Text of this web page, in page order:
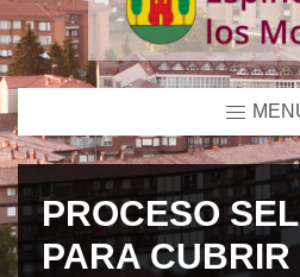
PROCESO
PARA CUBRIR